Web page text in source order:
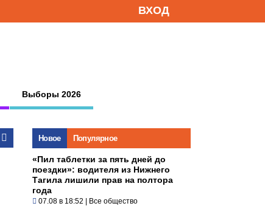
ВХОД
Выборы 2026
Новое Популярное
«Пил таблетки за пять дней до
поездки»: водителя из Нижнего
Тагила лишили прав на полтора
года
07.08 в 18:52 | Все общество